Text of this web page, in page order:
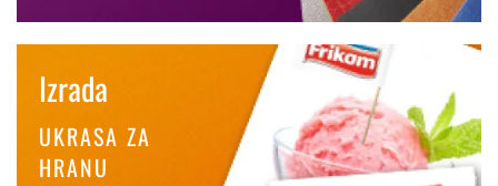
Izrada
UKRASA ZA
HRANU